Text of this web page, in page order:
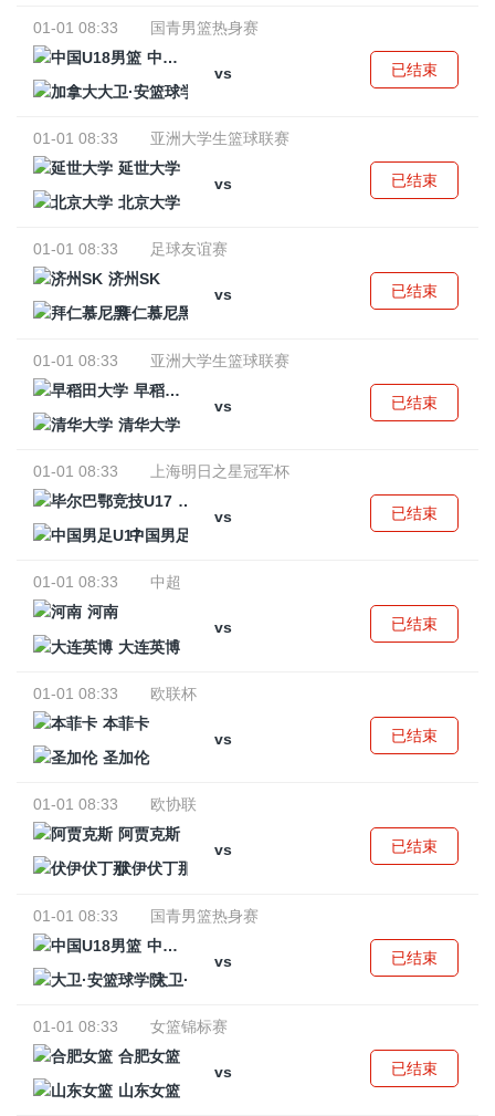
01-01 08:33
国青男篮热身赛
中国U18男篮
vs
已结束
01-01 08:33
亚洲大学生篮球联赛
延世大学
vs
北京大学
已结束
01-01 08:33
足球友谊赛
济州SK
vs
拜仁慕尼黑
已结束
01-01 08:33
亚洲大学生篮球联赛
早稻田大学
vs
清华大学
已结束
01-01 08:33
上海明日之星冠军杯
毕尔巴鄂竞技U17
vs
中国男足U17
已结束
01-01 08:33
中超
河南
vs
大连英博
已结束
01-01 08:33
欧联杯
本菲卡
vs
圣加伦
已结束
01-01 08:33
欧协联
阿贾克斯
vs
伏伊伏丁那
已结束
01-01 08:33
国青男篮热身赛
中国U18男篮
vs
大卫·安篮球学院
已结束
01-01 08:33
女篮锦标赛
合肥女篮
vs
山东女篮
已结束